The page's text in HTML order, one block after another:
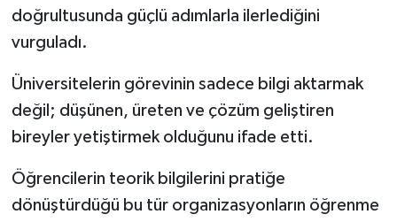
doğrultusunda güçlü adımlarla ilerlediğini
vurguladı.
Üniversitelerin görevinin sadece bilgi aktarmak
değil; düşünen, üreten ve çözüm geliştiren
bireyler yetiştirmek olduğunu ifade etti.
Öğrencilerin teorik bilgilerini pratiğe
dönüştürdüğü bu tür organizasyonların öğrenme